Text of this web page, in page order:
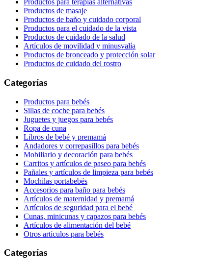
Productos para terapias alternativas
Productos de masaje
Productos de baño y cuidado corporal
Productos para el cuidado de la vista
Productos de cuidado de la salud
Artículos de movilidad y minusvalía
Productos de bronceado y protección solar
Productos de cuidado del rostro
Categorías
Productos para bebés
Sillas de coche para bebés
Juguetes y juegos para bebés
Ropa de cuna
Libros de bebé y premamá
Andadores y correpasillos para bebés
Mobiliario y decoración para bebés
Carritos y artículos de paseo para bebés
Pañales y artículos de limpieza para bebés
Mochilas portabebés
Accesorios para baño para bebés
Artículos de maternidad y premamá
Artículos de seguridad para el bebé
Cunas, minicunas y capazos para bebés
Artículos de alimentación del bebé
Otros artículos para bebés
Categorías